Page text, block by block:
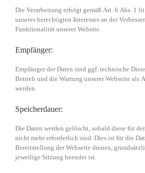
Die Verarbeitung erfolgt gemäß Art. 6 Abs. 1
unseres berechtigten Interesses an der
Funktionalität unserer Website.
Empfänger:
Empfänger der Daten sind ggf. technische
Betrieb und die Wartung unserer Webseite als
werden.
Speicherdauer:
Die Daten werden gelöscht, sobald diese für
nicht mehr erforderlich sind. Dies ist für die
Bereitstellung der Webseite dienen,
jeweilige Sitzung beendet ist.